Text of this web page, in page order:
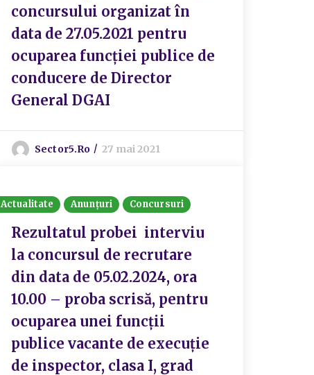
concursului organizat în
data de 27.05.2021 pentru
ocuparea funcției publice de
conducere de Director
General DGAI
Sector5.ro 27 mai 2021
Actualitate Anunțuri Concursuri
Rezultatul probei interviu
la concursul de recrutare
din data de 05.02.2024, ora
10.00 – proba scrisă, pentru
ocuparea unei funcții
publice vacante de execuție
de inspector, clasa I, grad